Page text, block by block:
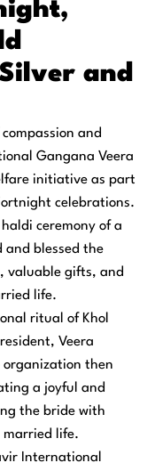
and
and
Gangana Veera
initiative as part
celebrations.
ceremony of a
and blessed the
valuable gifts, and
life.
ritual of Khol
Veera
organization then
a joyful and
the bride with
married life.
International